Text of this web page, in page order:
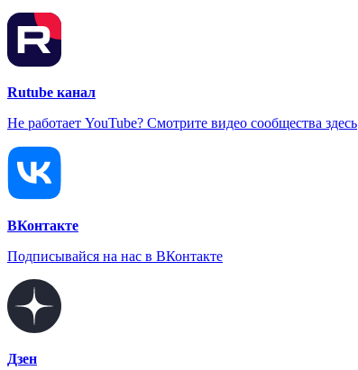
Rutube канал
Не работает YouTube? Смотрите видео сообщества здесь
ВКонтакте
Подписывайся на нас в ВКонтакте
Дзен